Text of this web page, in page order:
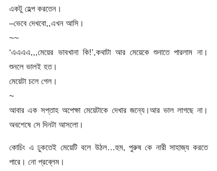
একটু হেল্প করতেন।
–ভেবে দেখবো,,এখন আসি।
~~
‘এএএএ,,,মেয়ের ভাবখানা কি!’,কথাটা আর মেয়েকে শুনাতে পারলাম না।
শুনলে ভালই হত।
মেয়েটা চলে গেল।
~
আবার এক সপ্তাহ অপেক্ষা মেয়েটাকে দেখার জন্যে।আর ভাল লাগছে না।
অবশেষে সে দিনটা আসলো।
কোচিং এ ঢুকতেই মেয়েটি বলে উঠল…হুম, পুরুষ কে নারী সাহাজ্য করতে
পারে। নো প্রব্লেম।